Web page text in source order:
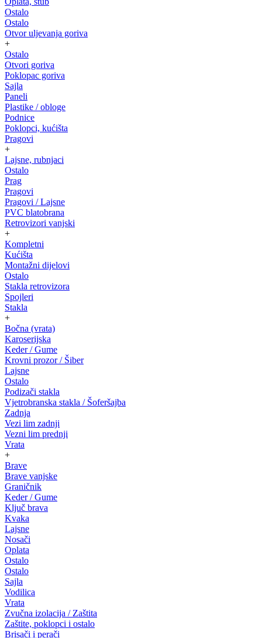
Ostalo
Ostalo
Otvor uljevanja goriva
+
Ostalo
Otvori goriva
Poklopac goriva
Sajla
Paneli
Plastike / obloge
Podnice
Poklopci, kućišta
Pragovi
+
Lajsne, rubnjaci
Ostalo
Prag
Pragovi
Pragovi / Lajsne
PVC blatobrana
Retrovizori vanjski
+
Kompletni
Kućišta
Montažni dijelovi
Ostalo
Stakla retrovizora
Spojleri
Stakla
+
Bočna (vrata)
Karoserijska
Keder / Gume
Krovni prozor / Šiber
Lajsne
Ostalo
Podizači stakla
Vjetrobranska stakla / Šoferšajba
Zadnja
Vezi lim zadnji
Vezni lim prednji
Vrata
+
Brave
Brave vanjske
Graničnik
Keder / Gume
Ključ brava
Kvaka
Lajsne
Nosači
Oplata
Ostalo
Ostalo
Sajla
Vodilica
Vrata
Zvučna izolacija / Zaštita
Zaštite, poklopci i ostalo
Brisači i perači